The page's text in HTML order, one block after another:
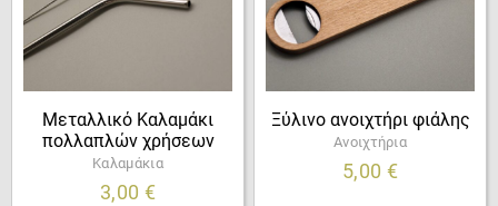
Μεταλλικό Καλαμάκι
πολλαπλών χρήσεων
Καλαμάκια
3,00 €
Ξύλινο ανοιχτήρι φιάλης
Ανοιχτήρια
5,00 €